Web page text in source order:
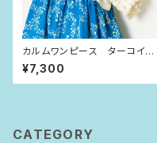
カルムワンピース ターコイズ×
輪っかの花（90size）
¥7,300
CATEGORY